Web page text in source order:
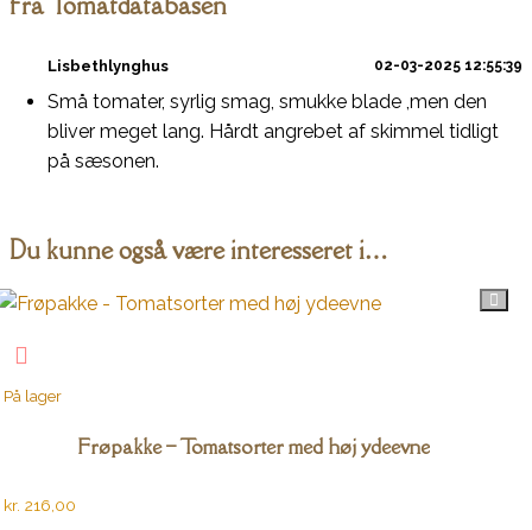
Lisbethlynghus 02-03-2025 12:55:39
Små tomater, syrlig smag, smukke blade ,men den
bliver meget lang. Hårdt angrebet af skimmel tidligt
på sæsonen.
Du kunne også være interesseret i…
På lager
Frøpakke – Tomatsorter med høj ydeevne
kr. 216,00